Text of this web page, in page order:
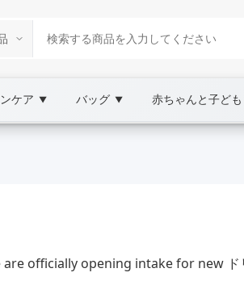
ケア ▼ バッグ ▼ 赤ちゃんと子ども
Marketplace
are officially opening intake for new